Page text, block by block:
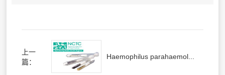
上一
篇：
Haemophilus parahaemol...